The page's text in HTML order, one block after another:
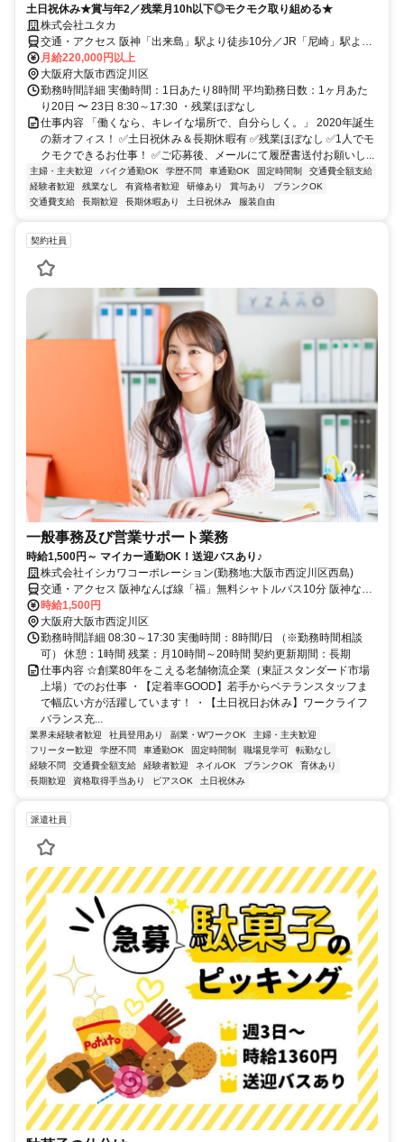
土日祝休み★賞与年2／残業月10h以下◎モクモク取り組める★
株式会社ユタカ
交通・アクセス 阪神「出来島」駅より徒歩10分／JR「尼崎」駅より
車で15分／阪神「尼崎」駅より車で10分
月給220,000円以上
大阪府大阪市西淀川区
勤務時間詳細 実働時間：1日あたり8時間 平均勤務日数：1ヶ月あた
り20日 〜 23日 8:30～17:30 ・残業ほぼなし
仕事内容 「働くなら、キレイな場所で、自分らしく。」 2020年誕生
の新オフィス！ ✅土日祝休み＆長期休暇有 ✅残業ほぼなし ✅1人でモ
クモクできるお仕事！ ✅ご応募後、メールにて履歴書送付お願いし...
主婦・主夫歓迎 バイク通勤OK 学歴不問 車通勤OK 固定時間制
交通費全額支給
経験者歓迎
残業なし 有資格者歓迎 研修あり 賞与あり
ブランクOK
交通費支給
長期歓迎 長期休暇あり 土日祝休み 服装自由
契約社員
一般事務及び営業サポート業務
時給1,500円～ マイカー通勤OK！送迎バスあり♪
株式会社イシカワコーポレーション(勤務地:大阪市西淀川区西島)
交通・アクセス 阪神なんば線「福」無料シャトルバス10分 阪神なん
ば線「出来島」徒歩20分
時給1,500円
大阪府大阪市西淀川区
勤務時間詳細 08:30～17:30 実働時間：8時間/日 （※勤務時間相談
可） 休憩：1時間 残業：月10時間～20時間 契約更新期間：長期
仕事内容 ☆創業80年をこえる老舗物流企業（東証スタンダード市場
上場）でのお仕事 ・【定着率GOOD】若手からベテランスタッフま
で幅広い方が活躍しています！ ・【土日祝日お休み】ワークライフ
バランス充...
業界未経験者歓迎 社員登用あり 副業・WワークOK
主婦・主夫歓迎
フリーター歓迎
学歴不問 車通勤OK 固定時間制 職場見学可
転勤なし
経験不問
交通費全額支給 経験者歓迎 ネイルOK ブランクOK
育休あり
長期歓迎
資格取得手当あり ピアスOK 土日祝休み
派遣社員